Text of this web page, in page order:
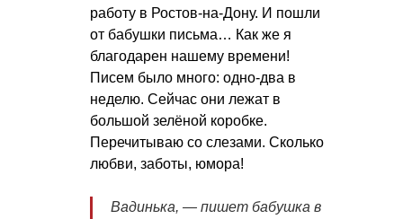
работу в Ростов-на-Дону. И пошли
от бабушки письма… Как же я
благодарен нашему времени!
Писем было много: одно-два в
неделю. Сейчас они лежат в
большой зелёной коробке.
Перечитываю со слезами. Сколько
любви, заботы, юмора!
Вадинька, — пишет бабушка в